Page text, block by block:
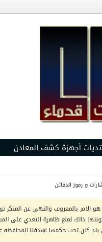
أجهزة كشف المعادن
و رموز الدفائن
الامر بالمعروف والنهي عن المنكر
ذالك لمنع ظاهرة التعدي على
كان تحت حكمها اهدفنا المحافظه